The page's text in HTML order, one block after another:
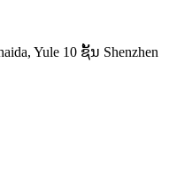
Yule 10 ຊັ້ນ Shenzhen